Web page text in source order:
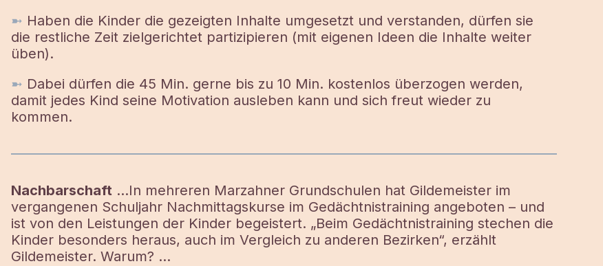
➼ Haben die Kinder die gezeigten Inhalte umgesetzt und verstanden, dürfen sie
die restliche Zeit zielgerichtet partizipieren (mit eigenen Ideen die Inhalte weiter
üben).
➼ Dabei dürfen die 45 Min. gerne bis zu 10 Min. kostenlos überzogen werden,
damit jedes Kind seine Motivation ausleben kann und sich freut wieder zu
kommen.
Nachbarschaft…In mehreren Marzahner Grundschulen hat Gildemeister im
vergangenen Schuljahr Nachmittagskurse im Gedächtnistraining angeboten – und
ist von den Leistungen der Kinder begeistert. „Beim Gedächtnistraining stechen die
Kinder besonders heraus, auch im Vergleich zu anderen Bezirken“, erzählt
Gildemeister. Warum? …